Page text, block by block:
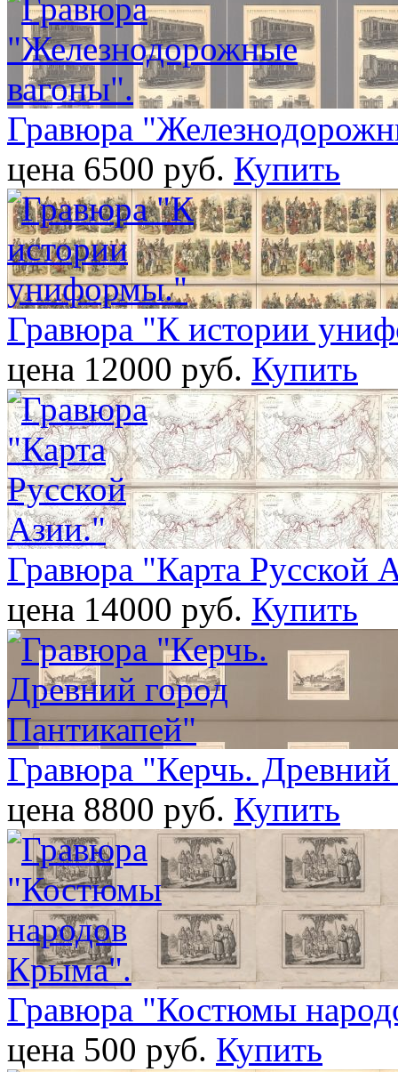
Гравюра
цена 6500 pуб. Купить
Гравюра "К истории
цена 12000 pуб. Купить
Гравюра "Карта Русской
цена 14000 pуб. Купить
Гравюра "Керчь.
цена 8800 pуб. Купить
Гравюра "Костюмы
цена 500 pуб. Купить